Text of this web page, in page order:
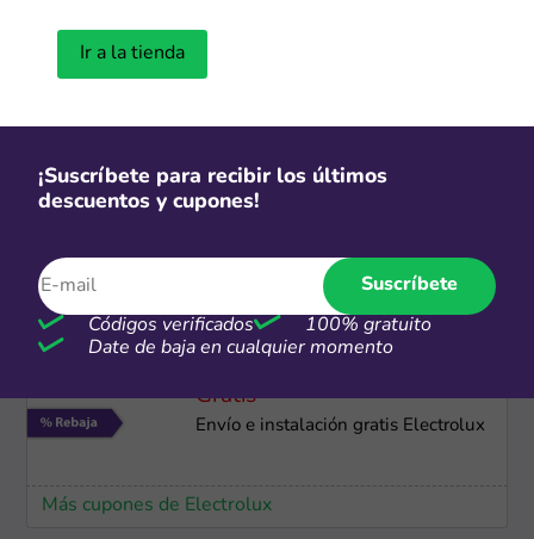
Dívidelo Interbank: Hasta 36 cuotas
24 cuotas
Más cupones de LG
Gratis
Envío e instalación gratis Electrolux
Más cupones de Electrolux
Ir a la tienda
¡Suscríbete para recibir los últimos
descuentos y cupones!
Suscríbete
Códigos verificados
100% gratuito
Date de baja en cualquier momento